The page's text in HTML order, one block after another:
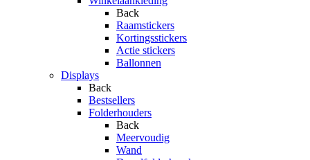
Back
Raamstickers
Kortingsstickers
Actie stickers
Ballonnen
Displays
Back
Bestsellers
Folderhouders
Back
Meervoudig
Wand